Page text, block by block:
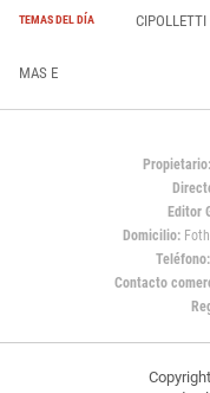
TEMAS DEL DÍA CIPOLLETTI
MAS E
Propietario:
Editor
Domicilio:
Teléfono:
Contacto
Copyright